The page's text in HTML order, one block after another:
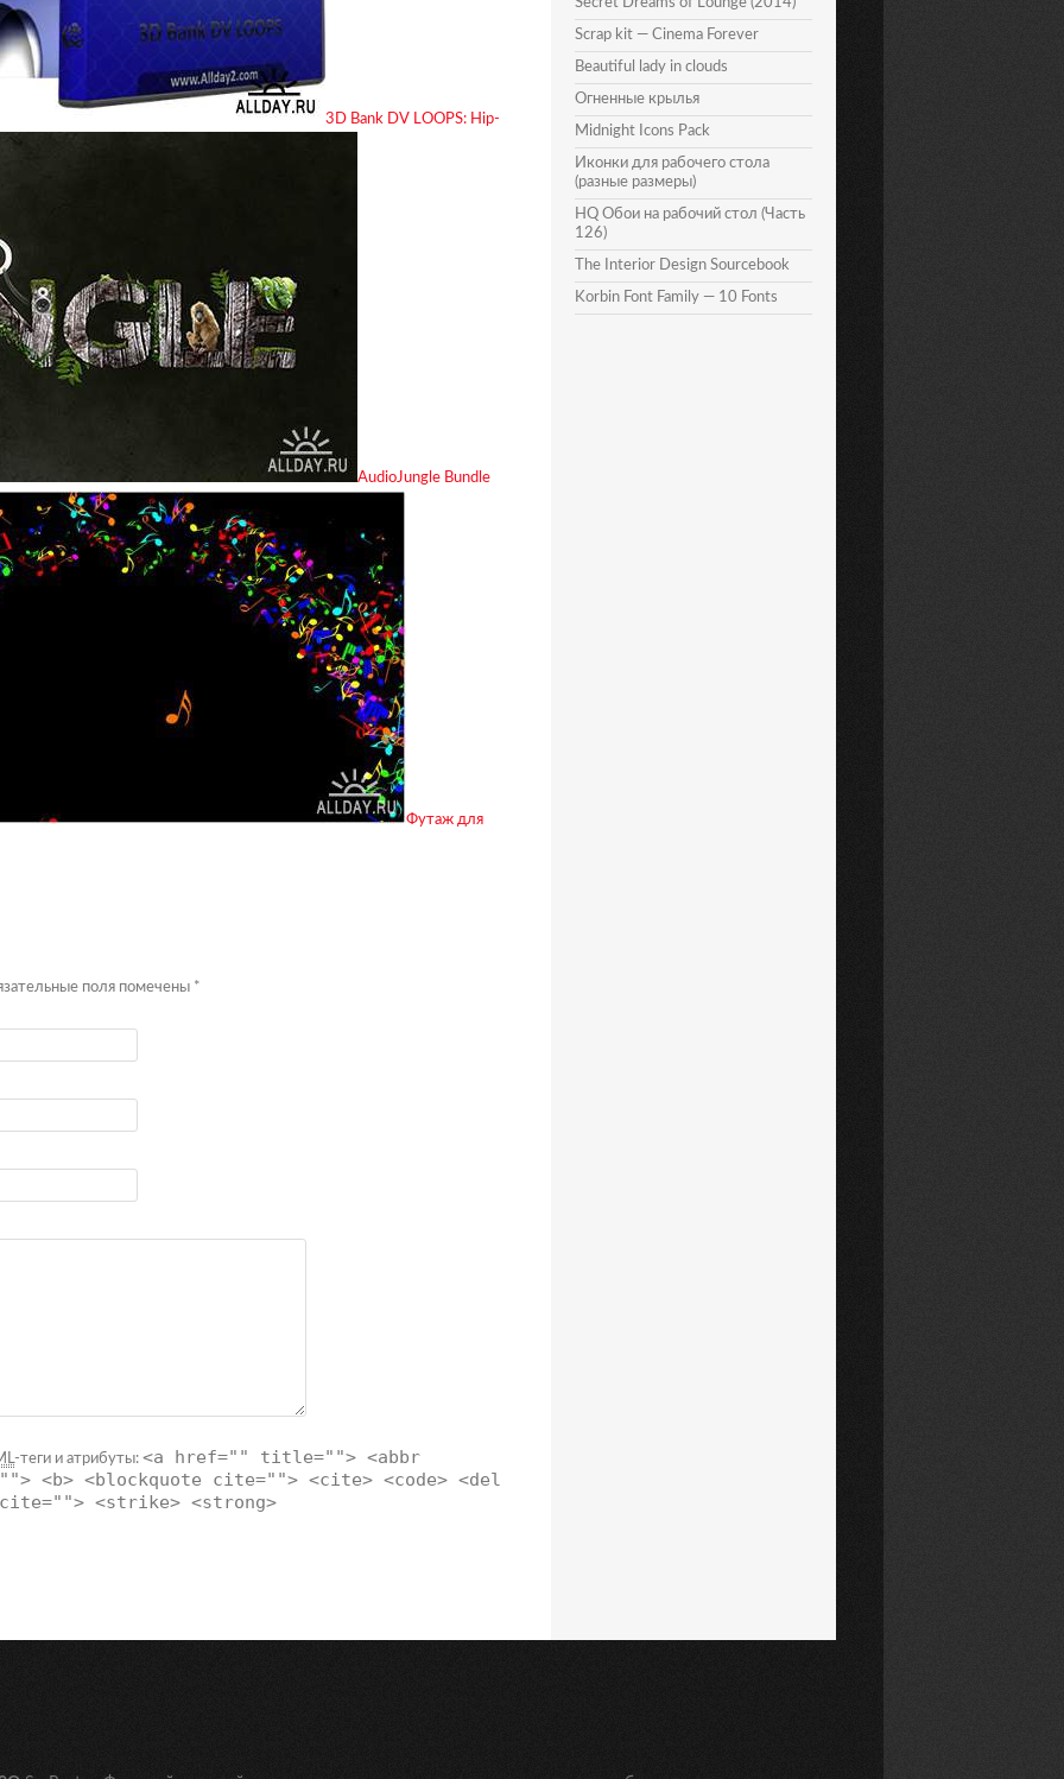
3D Bank DV LOOPS: Hip-
AudioJungle Bundle
Футаж для
поля помечены *
-теги и атрибуты: <a href="" title=""> <abbr
<b> <blockquote cite=""> <cite> <code> <del
<strike> <strong>
Scrap kit — Cinema Forever
Beautiful lady in clouds
Огненные крылья
Midnight Icons Pack
Иконки для рабочего стола
(разные размеры)
HQ Обои на рабочий стол (Часть
126)
The Interior Design Sourcebook
Korbin Font Family — 10 Fonts